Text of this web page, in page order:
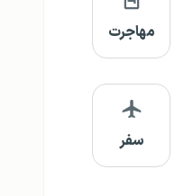
مهاجرت
سفر